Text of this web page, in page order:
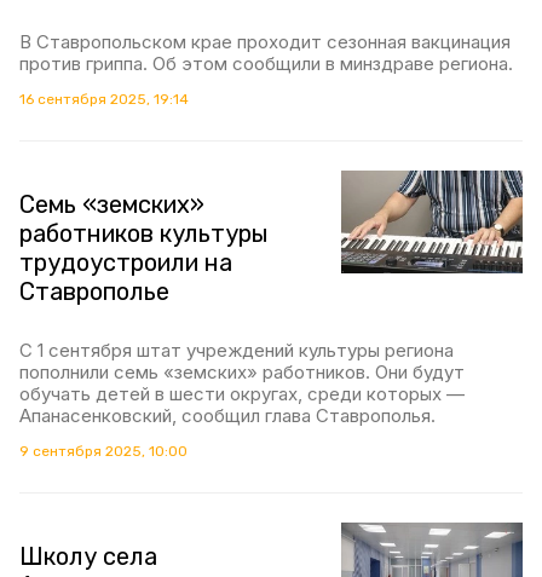
В Ставропольском крае проходит сезонная вакцинация
против гриппа. Об этом сообщили в минздраве региона.
16 сентября 2025, 19:14
Семь «земских»
работников культуры
трудоустроили на
Ставрополье
С 1 сентября штат учреждений культуры региона
пополнили семь «земских» работников. Они будут
обучать детей в шести округах, среди которых —
Апанасенковский, сообщил глава Ставрополья.
9 сентября 2025, 10:00
Школу села